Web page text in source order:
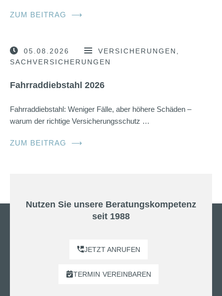
ZUM BEITRAG ⟶
05.08.2026
VERSICHERUNGEN
SACHVERSICHERUNGEN
Fahrraddiebstahl 2026
Fahrraddiebstahl: Weniger Fälle, aber höhere Schäden –
warum der richtige Versicherungsschutz …
ZUM BEITRAG ⟶
Nutzen Sie unsere Beratungskompetenz
seit 1988
JETZT ANRUFEN
TERMIN VEREINBAREN